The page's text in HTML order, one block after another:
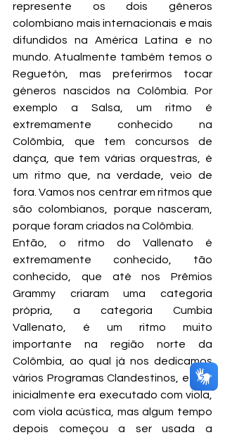
represente os dois gêneros
colombiano mais internacionais e mais
difundidos na América Latina e no
mundo. Atualmente também temos o
Reguetón, mas preferirmos tocar
géneros nascidos na Colômbia. Por
exemplo a Salsa, um ritmo é
extremamente conhecido na
Colômbia, que tem concursos de
dança, que tem várias orquestras, é
um ritmo que, na verdade, veio de
fora. Vamos nos centrar em ritmos que
são colombianos, porque nasceram,
porque foram criados na Colômbia.
Então, o ritmo do Vallenato é
extremamente conhecido, tão
conhecido, que até nos Prêmios
Grammy criaram uma categoria
própria, a categoria Cumbia
Vallenato, é um ritmo muito
importante na região norte da
Colômbia, ao qual já nos dedicamos
vários Programas Clandestinos, e que
inicialmente era executado com viola,
com viola acústica, mas algum tempo
depois começou a ser usada a